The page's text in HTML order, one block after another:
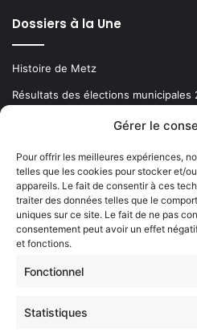
Gérer le
Pour offrir les meilleures expériences,
telles que les cookies pour stocker et/
appareils. Le fait de consentir à ces
traiter des données telles que le
uniques sur ce site. Le fait de ne pas
consentement peut avoir un effet
et fonctions.
Fonctionnel
Statistiques
Dossiers à la Une
Histoire de Metz
Résultats des élections
Newsletter gratuite
Choisissez : matin,